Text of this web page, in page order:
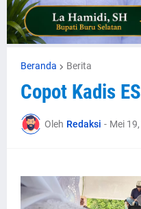
Beranda Berita
Copot Kadis
Oleh Redaksi - Mei